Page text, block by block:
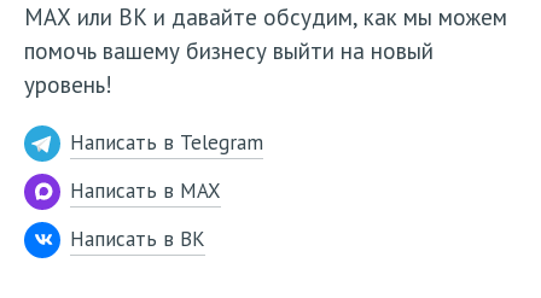
МАХ или ВК и давайте обсудим, как мы можем
помочь вашему бизнесу выйти на новый
уровень!
Написать в Telegram
Написать в MAX
Написать в ВК